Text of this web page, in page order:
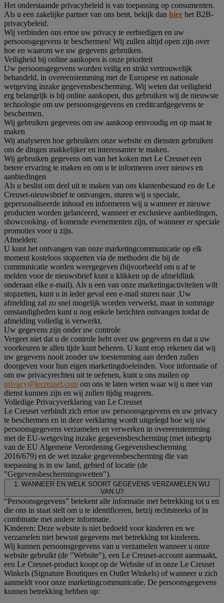
Het onderstaande privacybeleid is van toepassing op consumenten.
Als u een zakelijke partner van ons bent, bekijk dan hier het B2B-
privacybeleid.
Wij verbinden ons ertoe uw privacy te eerbiedigen en uw
persoonsgegevens te beschermen! Wij zullen altijd open zijn over
hoe en waarom we uw gegevens gebruiken.
Veiligheid bij online aankopen is onze prioriteit
Uw persoonsgegevens worden veilig en strikt vertrouwelijk
behandeld, in overeenstemming met de Europese en nationale
wetgeving inzake gegevensbescherming. Wij weten dat veiligheid
erg belangrijk is bij online aankopen, dus gebruiken wij de nieuwste
technologie om uw persoonsgegevens en creditcardgegevens te
beschermen.
Wij gebruiken gegevens om uw aankoop eenvoudig en op maat te
maken
Wij analyseren hoe gebruikers onze website en diensten gebruiken
om de dingen makkelijker en interessanter te maken.
Wij gebruiken gegevens om van het koken met Le Creuset een
betere ervaring te maken en om u te informeren over nieuws en
aanbiedingen
Als u beslist om deel uit te maken van ons klantenbestand en de Le
Creuset-nieuwsbrief te ontvangen, sturen wij u speciale,
gepersonaliseerde inhoud en informeren wij u wanneer er nieuwe
producten worden gelanceerd, wanneer er exclusieve aanbiedingen,
showcooking- of komende evenementen zijn, of wanneer er speciale
promoties voor u zijn.
Afmelden:
U kunt het ontvangen van onze marketingcommunicatie op elk
moment kosteloos stopzetten via de methoden die bij de
communicatie worden weergegeven (bijvoorbeeld om u af te
melden voor de nieuwsbrief kunt u klikken op de afmeldlink
onderaan elke e-mail). Als u een van onze marketingactiviteiten wilt
stopzetten, kunt u in ieder geval een e-mail sturen naar .Uw
afmelding zal zo snel mogelijk worden verwerkt, maar in sommige
omstandigheden kunt u nog enkele berichten ontvangen totdat de
afmelding volledig is verwerkt.
Uw gegevens zijn onder uw controle
Vergeet niet dat u de controle hebt over uw gegevens en dat u uw
voorkeuren te allen tijde kunt beheren. U kunt erop rekenen dat wij
uw gegevens nooit zonder uw toestemming aan derden zullen
doorgeven voor hun eigen marketingdoeleinden. Voor informatie of
om uw privacyrechten uit te oefenen, kunt u ons mailen op
privacy@lecreuset.com om ons te laten weten waar wij u mee van
dienst kunnen zijn en wij zullen tijdig reageren.
Volledige Privacyverklaring van Le Creuset
Le Creuset verbindt zich ertoe uw persoonsgegevens en uw privacy
te beschermen en in deze verklaring wordt uitgelegd hoe wij uw
persoonsgegevens verzamelen en verwerken in overeenstemming
met de EU-wetgeving inzake gegevensbescherming (met inbegrip
van de EU Algemene Verordening Gegevensbescherming
2016/679) en de wet inzake gegevensbescherming die van
toepassing is in uw land, gebied of locatie (de
"Gegevensbeschermingswetten").
1. WANNEER EN WELK SOORT GEGEVENS VERZAMELEN WIJ
VAN U?
“Persoonsgegevens” betekent alle informatie met betrekking tot u en
die ons in staat stelt om u te identificeren, hetzij rechtstreeks of in
combinatie met andere informatie.
Kinderen: Deze website is niet bedoeld voor kinderen en we
verzamelen niet bewust gegevens met betrekking tot kinderen.
Wij kunnen persoonsgegevens van u verzamelen wanneer u onze
website gebruikt (de "Website"), een Le Creuset-account aanmaakt,
een Le Creuset-product koopt op de Website of in onze Le Creuset
Winkels (Signature Boutiques en Outlet Winkels) of wanneer u zich
aanmeldt voor onze marketingcommunicatie. De persoonsgegevens
kunnen betrekking hebben op: